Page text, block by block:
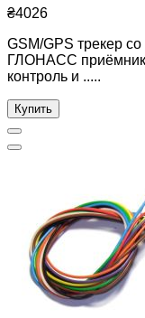
₴4026
GSM/GPS трекер
ГЛОНАСС
контроль и .....
Купить